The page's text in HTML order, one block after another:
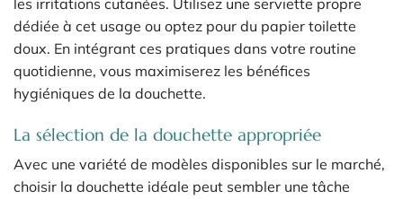
les irritations cutanées. Utilisez une serviette propre
dédiée à cet usage ou optez pour du papier toilette
doux. En intégrant ces pratiques dans votre routine
quotidienne, vous maximiserez les bénéfices
hygiéniques de la douchette.
La sélection de la douchette appropriée
Avec une variété de modèles disponibles sur le marché,
choisir la douchette idéale peut sembler une tâche